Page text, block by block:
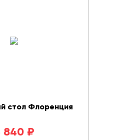
стол Флоренция
840 ₽